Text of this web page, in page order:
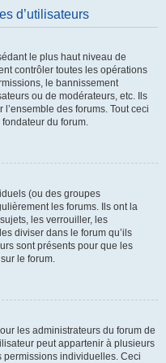
d’utilisateurs
le plus haut niveau de
contrôler toutes les opérations
le bannissement
ou de modérateurs, etc. Ils
des forums. Tout ceci
du forum.
(ou des groupes
les forums. Ils ont la
les verrouiller, les
diviser dans le forum qu’ils
sont présents pour que les
le forum.
les administrateurs du forum de
peut appartenir à plusieurs
individuelles. Ceci